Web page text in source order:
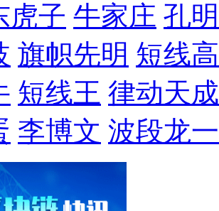
虎子 牛家庄 孔
旗帜先明 短线
短线王 律动天成
李博文 波段龙一